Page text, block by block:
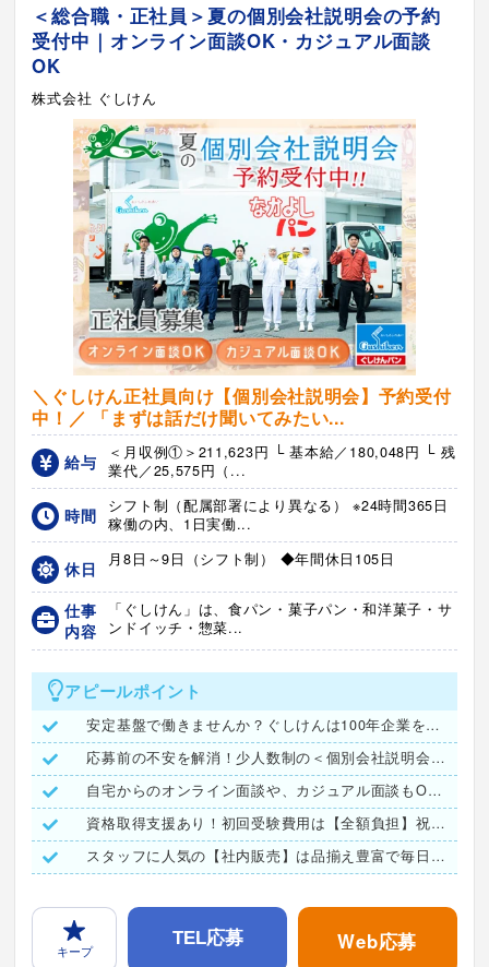
＜総合職・正社員＞夏の個別会社説明会の予約
受付中｜オンライン面談OK・カジュアル面談
OK
株式会社 ぐしけん
＼ぐしけん正社員向け【個別会社説明会】予約受付
中！／ 「まずは話だけ聞いてみたい...
給与
＜月収例①＞211,623円 └ 基本給／180,048円 └ 残
業代／25,575円（...
時間
シフト制（配属部署により異なる） ※24時間365日
稼働の内、1日実働...
休日 月8日～9日（シフト制） ◆年間休日105日
仕事
内容
「ぐしけん」は、食パン・菓子パン・和洋菓子・サ
ンドイッチ・惣菜...
アピールポイント
安定基盤で働きませんか？ぐしけんは100年企業をめざします！
応募前の不安を解消！少人数制の＜個別会社説明会＞予約受付中
自宅からのオンライン面談や、カジュアル面談もOK♪
資格取得支援あり！初回受験費用は【全額負担】祝い金も有ります
スタッフに人気の【社内販売】は品揃え豊富で毎日が楽しみ♪
キープ
TEL応募 Web応募